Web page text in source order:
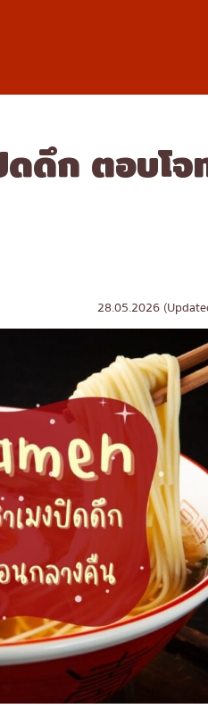
ค้นหาตามพื้นที่
อารีย์
สีลม
สาทร
อ่อนนุช
พระราม 9
รัชดา
พระโขนง
เพลินจิต
ชิดลม
บางนา
นานา
คอลัมน์ค
ดดึก ตอบโ
28.05.2026